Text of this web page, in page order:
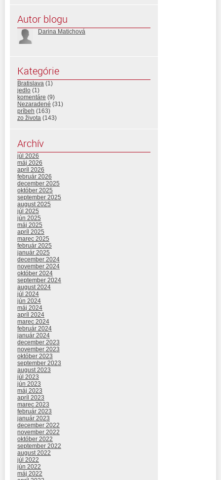
Autor blogu
Darina Matichová
Kategórie
Bratislava (1)
jedlo (1)
komentáre (9)
Nezaradené (31)
príbeh (163)
zo života (143)
Archív
júl 2026
máj 2026
apríl 2026
február 2026
december 2025
október 2025
september 2025
august 2025
júl 2025
jún 2025
máj 2025
apríl 2025
marec 2025
február 2025
január 2025
december 2024
november 2024
október 2024
september 2024
august 2024
júl 2024
jún 2024
máj 2024
apríl 2024
marec 2024
február 2024
január 2024
december 2023
november 2023
október 2023
september 2023
august 2023
júl 2023
jún 2023
máj 2023
apríl 2023
marec 2023
február 2023
január 2023
december 2022
november 2022
október 2022
september 2022
august 2022
júl 2022
jún 2022
máj 2022